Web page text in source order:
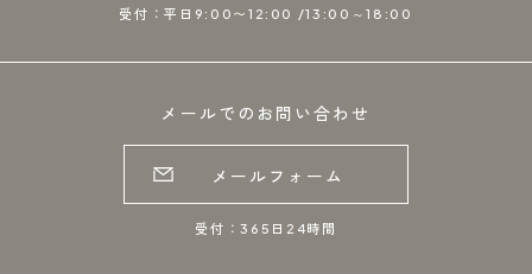
受付：平日9:00〜12:00 /13:00～18:00
メールでのお問い合わせ
メールフォーム
受付：365日24時間